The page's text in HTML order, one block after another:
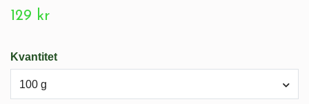
129 kr
Kvantitet
100 g